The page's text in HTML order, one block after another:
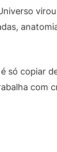
só copiar
com